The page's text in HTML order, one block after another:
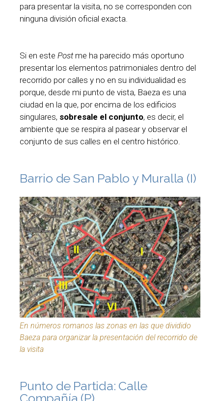
para presentar la visita, no se corresponden con
ninguna división oficial exacta.
Si en este Postme ha parecido más oportuno
presentar los elementos patrimoniales dentro del
recorrido por calles y no en su individualidad es
porque, desde mi punto de vista, Baeza es una
ciudad en la que, por encima de los edificios
singulares, sobresale el conjunto, es decir, el
ambiente que se respira al pasear y observar el
conjunto de sus calles en el centro histórico.
Barrio de San Pablo y Muralla (I)
En números romanos las zonas en las que dividido
Baeza para organizar la presentación del recorrido de
la visita
Punto de Partida: Calle
Compañía (P)